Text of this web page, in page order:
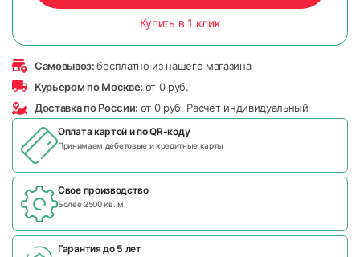
Купить в 1 клик
Самовывоз:бесплатно из нашего магазина
Курьером по Москве: от 0 руб.
Доставка по России: от 0 руб. Расчет индивидуальный
Оплата картой и поQR-коду
Принимаем дебетовые и кредитные карты
Свое производство
Более 2500 кв. м
Гарантия до 5 лет